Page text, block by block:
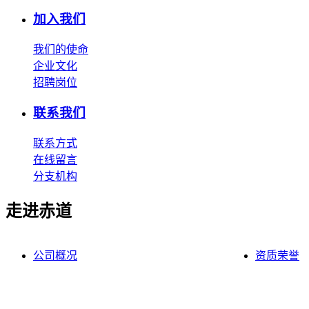
加入我们
我们的使命
企业文化
招聘岗位
联系我们
联系方式
在线留言
分支机构
走进赤道
公司概况 资质荣誉